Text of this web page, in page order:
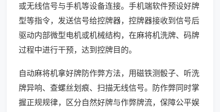
或无线信号与手机等设备连接。手机端软件预设好牌
型等指令，发送信号给控牌器，控牌器接收到信号后
驱动内部微型电机或机械结构，在麻将机洗牌、码牌
过程中进行干预，达到控牌目的。
自动麻将机拿好牌防作弊方法，用磁铁测骰子、听洗
牌异响、查螺丝划痕、扫描无线信号。防作弊同时掌
握正规规律，区分自然好牌与作弊牌流，保障公平娱